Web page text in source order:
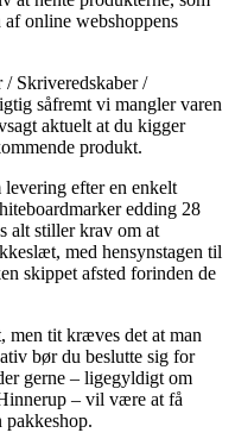
online webshoppens
Skriveredskaber /
såfremt vi mangler varen
aktuelt at du kigger
produkt.
efter en enkelt
edding 28
alt stiller krav om at
med hensynstagen til
skippet afsted forinden de
men tit kræves det at man
bør du beslutte sig for
gerne – ligegyldigt om
– vil være at få